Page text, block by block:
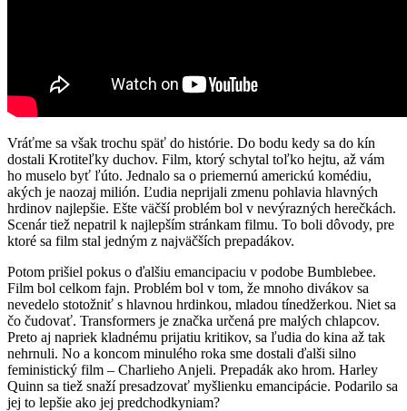
Vráťme sa však trochu späť do histórie. Do bodu kedy sa do kín
dostali Krotiteľky duchov. Film, ktorý schytal toľko hejtu, až vám
ho muselo byť ľúto. Jednalo sa o priemernú americkú komédiu,
akých je naozaj milión. Ľudia neprijali zmenu pohlavia hlavných
hrdinov najlepšie. Ešte väčší problém bol v nevýrazných herečkách.
Scenár tiež nepatril k najlepším stránkam filmu. To boli dôvody, pre
ktoré sa film stal jedným z najväčších prepadákov.
Potom prišiel pokus o ďalšiu emancipaciu v podobe Bumblebee.
Film bol celkom fajn. Problém bol v tom, že mnoho divákov sa
nevedelo stotožniť s hlavnou hrdinkou, mladou tínedžerkou. Niet sa
čo čudovať. Transformers je značka určená pre malých chlapcov.
Preto aj napriek kladnému prijatiu kritikov, sa ľudia do kina až tak
nehrnuli. No a koncom minulého roka sme dostali ďalši silno
feministický film – Charlieho Anjeli. Prepadák ako hrom. Harley
Quinn sa tiež snaží presadzovať myšlienku emancipácie. Podarilo sa
jej to lepšie ako jej predchodkyniam?